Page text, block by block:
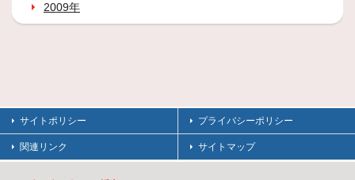
2009年
サイトポリシー プライバシーポリシー
関連リンク サイトマップ